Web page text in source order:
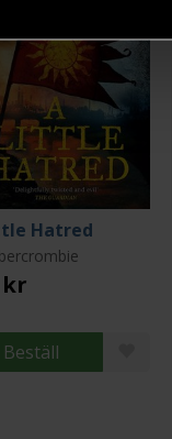
Hatred
kr
Beställ